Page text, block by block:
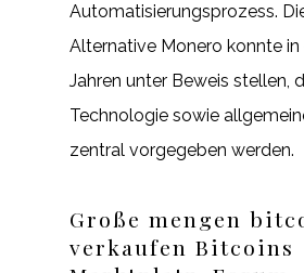
Automatisierungsprozess.
Alternative Monero konnte
Jahren unter Beweis stellen,
Technologie sowie
zentral vorgegeben werden.
Große mengen
verkaufen Bitcoins